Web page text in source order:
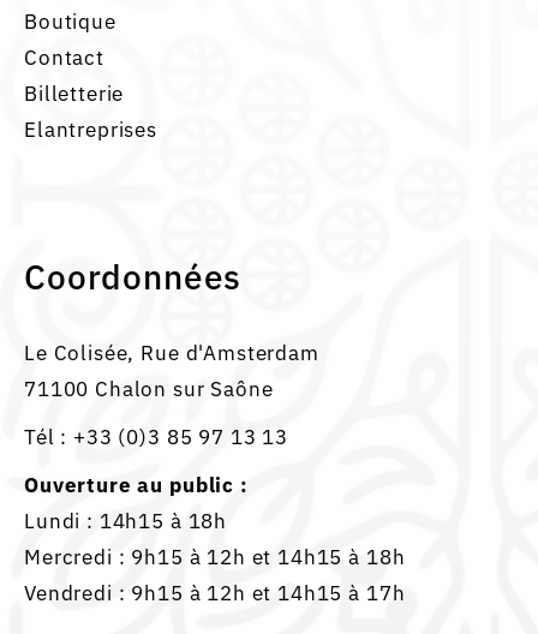
Boutique
Contact
Billetterie
Elantreprises
Coordonnées
Le Colisée, Rue d'Amsterdam
71100 Chalon sur Saône
Tél : +33 (0)3 85 97 13 13
Ouverture au public :
Lundi : 14h15 à 18h
Mercredi : 9h15 à 12h et 14h15 à 18h
Vendredi : 9h15 à 12h et 14h15 à 17h